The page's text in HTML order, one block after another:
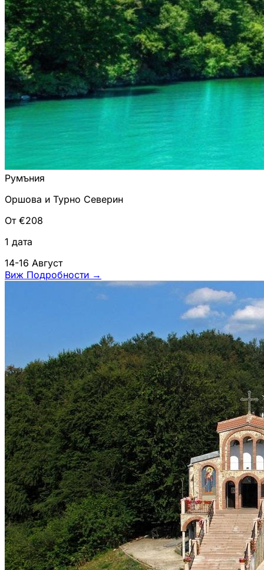
Румъния
Оршова и Турно Северин
От €208
1 дата
14-16 Август
Виж Подробности →